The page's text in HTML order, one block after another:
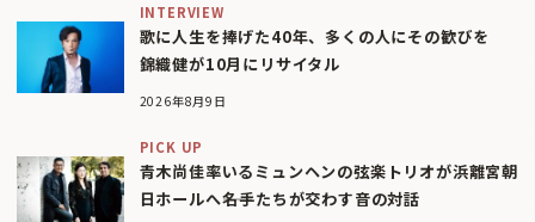
INTERVIEW
歌に人生を捧げた40年、多くの人にその歓びを
錦織健が10月にリサイタル
2026年8月9日
PICK UP
青木尚佳率いるミュンヘンの弦楽トリオが浜離宮朝
日ホールへ――名手たちが交わす音の対話